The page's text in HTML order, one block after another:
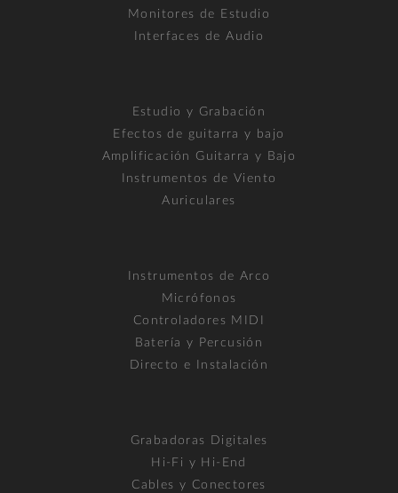
Monitores de Estudio
Interfaces de Audio
Estudio y Grabación
Efectos de guitarra y bajo
Amplificación Guitarra y Bajo
Instrumentos de Viento
Auriculares
Instrumentos de Arco
Micrófonos
Controladores MIDI
Batería y Percusión
Directo e Instalación
Grabadoras Digitales
Hi-Fi y Hi-End
Cables y Conectores